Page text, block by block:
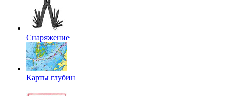
Снаряжение
Карты глубин